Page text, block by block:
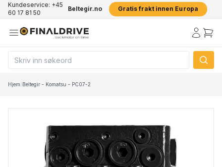
Kundeservice: +45
60 17 81 50
Beltegir.no Gratis frakt innen Europa
Hjem/Beltegir - Komatsu - PC07-2